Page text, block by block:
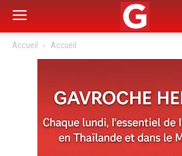
Accueil Accueil